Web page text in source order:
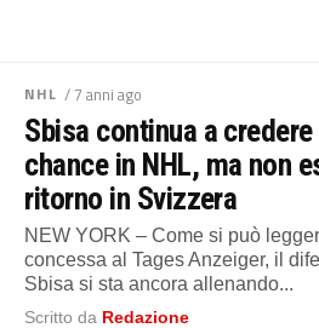
NHL / 7 anni ago
Sbisa continua a credere
chance in NHL, ma non
ritorno in Svizzera
NEW YORK – Come si può
concessa al Tages Anzeiger, il
Sbisa si sta ancora allenando...
Scritto da Redazione